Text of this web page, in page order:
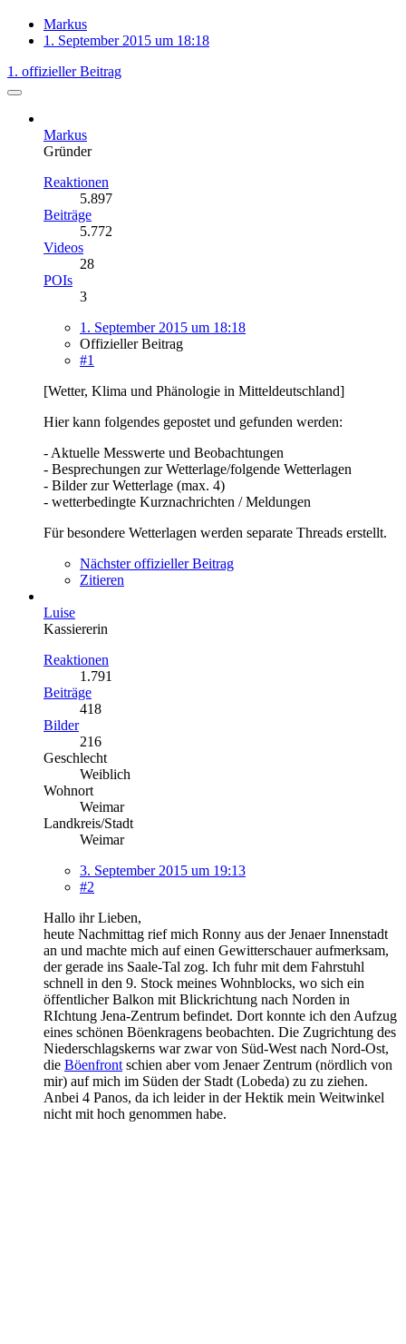
Markus
1. September 2015 um 18:18
1. offizieller Beitrag
Markus
Gründer
Reaktionen
5.897
Beiträge
5.772
Videos
28
POIs
3
1. September 2015 um 18:18
Offizieller Beitrag
#1
[Wetter, Klima und Phänologie in Mitteldeutschland]
Hier kann folgendes gepostet und gefunden werden:
- Aktuelle Messwerte und Beobachtungen
- Besprechungen zur Wetterlage/folgende Wetterlagen
- Bilder zur Wetterlage (max. 4)
- wetterbedingte Kurznachrichten / Meldungen
Für besondere Wetterlagen werden separate Threads erstellt.
Nächster offizieller Beitrag
Zitieren
Luise
Kassiererin
Reaktionen
1.791
Beiträge
418
Bilder
216
Geschlecht
Weiblich
Wohnort
Weimar
Landkreis/Stadt
Weimar
3. September 2015 um 19:13
#2
Hallo ihr Lieben,
heute Nachmittag rief mich Ronny aus der Jenaer Innenstadt
an und machte mich auf einen Gewitterschauer aufmerksam,
der gerade ins Saale-Tal zog. Ich fuhr mit dem Fahrstuhl
schnell in den 9. Stock meines Wohnblocks, wo sich ein
öffentlicher Balkon mit Blickrichtung nach Norden in
RIchtung Jena-Zentrum befindet. Dort konnte ich den Aufzug
eines schönen Böenkragens beobachten. Die Zugrichtung des
Niederschlagskerns war zwar von Süd-West nach Nord-Ost,
die Böenfront schien aber vom Jenaer Zentrum (nördlich von
mir) auf mich im Süden der Stadt (Lobeda) zu zu ziehen.
Anbei 4 Panos, da ich leider in der Hektik mein Weitwinkel
nicht mit hoch genommen habe.